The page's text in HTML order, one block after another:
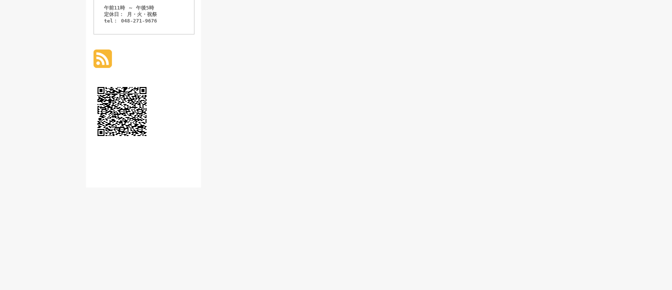
午前11時 ～ 午後5時
定休日： 月・火・祝祭
tel： 048-271-9676